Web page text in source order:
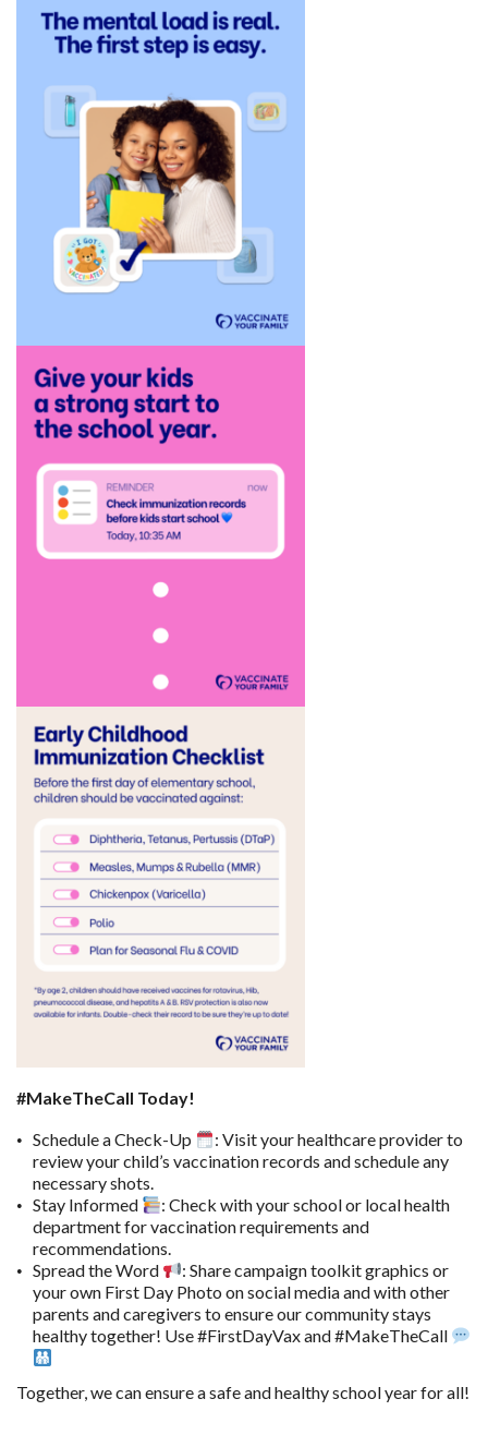
#MakeTheCall Today!
Schedule a Check-Up
: Visit your healthcare provider to
review your child’s vaccination records and schedule any
necessary shots.
Stay Informed
: Check with your school or local health
department for vaccination requirements and
recommendations.
Spread the Word
: Share campaign toolkit graphics or
your own First Day Photo on social media and with other
parents and caregivers to ensure our community stays
healthy together! Use #FirstDayVax and #MakeTheCall
Together, we can ensure a safe and healthy school year for all!